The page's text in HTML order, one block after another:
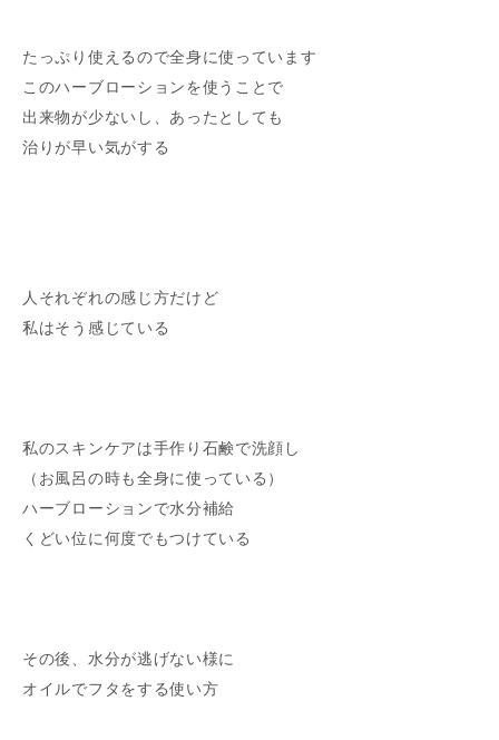
たっぷり使えるので全身に使っています
このハーブローションを使うことで
出来物が少ないし、あったとしても
治りが早い気がする
人それぞれの感じ方だけど
私はそう感じている
私のスキンケアは手作り石鹸で洗顔し
（お風呂の時も全身に使っている）
ハーブローションで水分補給
くどい位に何度でもつけている
その後、水分が逃げない様に
オイルでフタをする使い方